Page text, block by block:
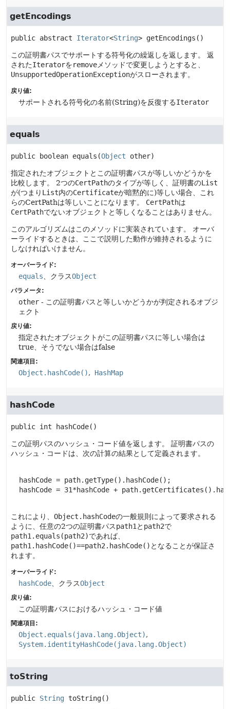
getEncodings
public abstract Iterator<String> getEncodings ()
この証明書パスでサポートする符号化の繰返しを返します。
返
されたIteratorをremove メソッドで変更しようとすると、
UnsupportedOperationExceptionがスローされます。
戻り値:
サポートされる符号化の名前(String)を反復するIterator
equals
public boolean equals (Object other)
指定されたオブジェクトとこの証明書パスが等しいかどうかを
比較します。
2つのCertPathのタイプが等しく、証明書のList
が(つまり List内のCertificateが暗黙的に)等しい場合、これ
らのCertPathは等しいことになります。
CertPathは
CertPathでないオブジェクトと等しくなることはありません。
このアルゴリズムはこのメソッドに実装されています。
オーバ
ーライドするときは、ここで説明した動作が維持されるように
しなければいけません。
オーバーライド:
equals 、クラスObject
パラメータ:
other - この証明書パスと等しいかどうかが判定されるオブジ
ェクト
戻り値:
指定されたオブジェクトがこの証明書パスに等しい場合は
true、そうでない場合はfalse
関連項目:
Object.hashCode() HashMap
hashCode
public int hashCode()
この証明パスのハッシュ・コード値を返します。
証明書パスの
ハッシュ・コードは、次の計算の結果として定義されます。
  hashCode = path.getType().hashCode();
hashCode = 31*hashCode +
これにより、 Object.hashCodeの一般規則によって要求される
ように、任意の2つの証明書パスpath1 と path2で
path1.equals(path2)であれば、
path1.hashCode()==path2.hashCode() となることが保証さ
れます。
オーバーライド:
hashCode 、クラスObject
戻り値:
この証明書パスにおけるハッシュ・コード値
関連項目:
Object.equals(java.lang.Object)
System.identityHashCode(java.lang.Object)
toString
public String toString()